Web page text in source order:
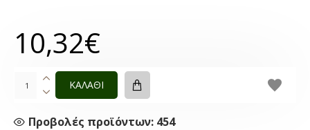
Προβολές προϊόντων: 454
10,32€
ΚΑΛΑΘΙ